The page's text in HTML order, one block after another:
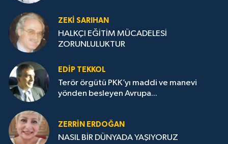
ZEKI SARIHAN
HALKÇI EĞİTİM MÜCADELESİ
ZORUNLULUKTUR
EDIP TEKKOL
Terör örgütü PKK’yı maddi ve manevi
yönden besleyen Avrupa...
ZERRIN ERDOĞAN
NASIL BİR DÜNYADA YAŞIYORUZ